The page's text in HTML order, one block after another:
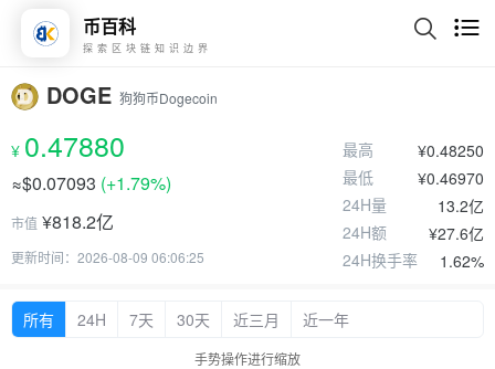
币百科
探索区块链知识边界
DOGE 狗狗币Dogecoin
¥ 0.47880
≈$0.07093 (+1.79%)
市值 ¥818.2亿
更新时间：2026-08-09 06:06:25
最高
¥0.48250
最低
¥0.46970
24H量
13.2亿
24H额
¥27.6亿
24H换手率
1.62%
所有 24H 7天 30天 近三月 近一年
手势操作进行缩放